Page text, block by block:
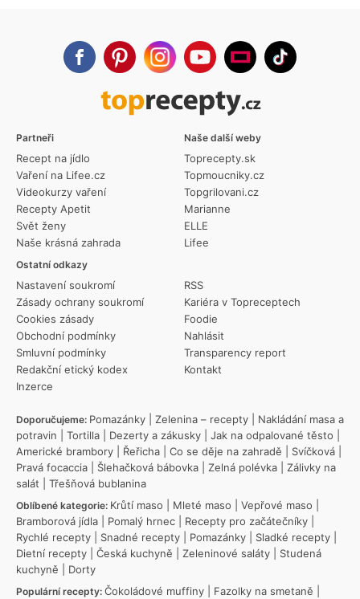
Partneři
Recept na jídlo
Vaření na Lifee.cz
Videokurzy vaření
Recepty Apetit
Svět ženy
Naše krásná zahrada
Ostatní odkazy
Nastavení soukromí
Zásady ochrany soukromí
Cookies zásady
Obchodní podmínky
Smluvní podmínky
Redakční etický kodex
Inzerce
RSS
Kariéra v Topreceptech
Foodie
Nahlásit
Transparency report
Kontakt
Naše další weby
Toprecepty.sk
Topmoucniky.cz
Topgrilovani.cz
Marianne
ELLE
Lifee
Doporučujeme: Pomazánky Zelenina – recepty
Nakládání masa a
potravin
Tortilla Dezerty a zákusky Jak na odpalované těsto
Americké brambory
Řeřicha Co se děje na zahradě Svíčková
Pravá focaccia
Šlehačková bábovka Zelná polévka
Zálivky na
salát
Třešňová bublanina
Oblíbené kategorie: Krůtí maso Mleté maso Vepřové maso
Bramborová jídla
Pomalý hrnec Recepty pro začátečníky
Rychlé recepty
Snadné recepty Pomazánky Sladké recepty
Dietní recepty
Česká kuchyně Zeleninové saláty
Studená
kuchyně
Dorty
Populární recepty: Čokoládové muffiny Fazolky na smetaně